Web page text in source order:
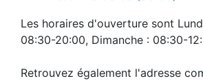
Les horaires d'ouverture sont
08:30-20:00, Dimanche : 08:30-
Retrouvez également l'adresse